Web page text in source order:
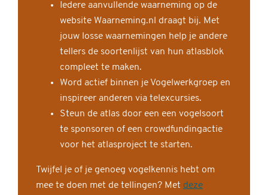
Iedere aanvullende waarneming op de
website Waarneming.nl draagt bij. Met
jouw losse waarnemingen help je andere
tellers de soortenlijst van hun atlasblok
compleet te maken.
Word actief binnen je Vogelwerkgroep en
inspireer anderen via telexcursies.
Steun de atlas door een een vogelsoort
te sponsoren of een crowdfundingactie
voor het atlasproject te starten.
Twijfel je of je genoeg vogelkennis hebt om
mee te doen met de tellingen? Met deze